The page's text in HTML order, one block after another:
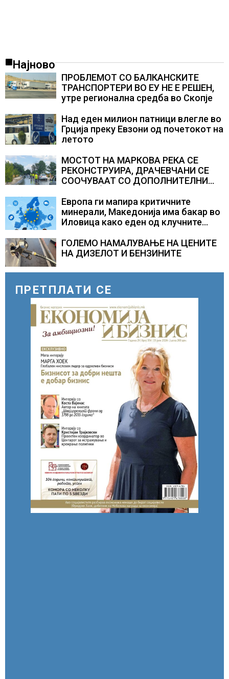
Најново
ПРОБЛЕМОТ СО БАЛКАНСКИТЕ
ТРАНСПОРТЕРИ ВО ЕУ НЕ Е РЕШЕН,
утре регионална средба во Скопје
Над еден милион патници влегле во
Грција преку Евзони од почетокот на
летото
МОСТОТ НА МАРКОВА РЕКА СЕ
РЕКОНСТРУИРА, ДРАЧЕВЧАНИ СЕ
СООЧУВААТ СО ДОПОЛНИТЕЛНИ
Европа ги мапира критичните
минерали, Македонија има бакар во
Иловица како еден од клучните
ГОЛЕМО НАМАЛУВАЊЕ НА ЦЕНИТЕ
НА ДИЗЕЛОТ И БЕНЗИНИТЕ
ПРЕТПЛАТИ СЕ